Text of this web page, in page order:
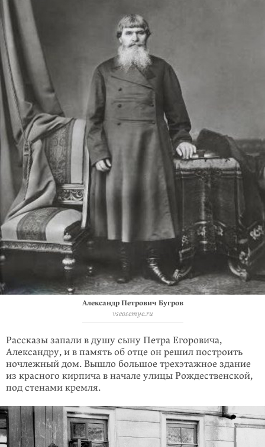
Александр Петрович Бугров
vseosemye.ru
Рассказы запали в душу сыну Петра Егоровича,
Александру, и в память об отце он решил построить
ночлежный дом. Вышло большое трехэтажное здание
из красного кирпича в начале улицы Рождественской,
под стенами кремля.